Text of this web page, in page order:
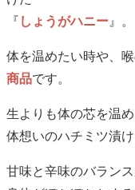
『 しょうがハニー』。
体を温めたい時や、
商品です。
生よりも体の芯を温
体想いのハチミツ漬
甘味と辛味のバランス